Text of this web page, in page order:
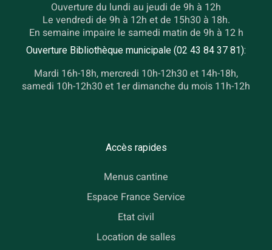
Ouverture du lundi au jeudi de 9h à 12h
Le vendredi de 9h à 12h et de 15h30 à 18h.
En semaine impaire le samedi matin de 9h à 12 h
Ouverture Bibliothèque municipale (02 43 84 37 81):
Mardi 16h-18h, mercredi 10h-12h30 et 14h-18h,
samedi 10h-12h30 et 1er dimanche du mois 11h-12h
Accès rapides
Menus cantine
Espace France Service
Etat civil
Location de salles